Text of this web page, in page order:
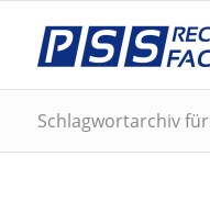
Schlagwortarchiv